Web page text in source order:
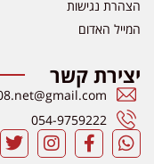
הצהרת נגישות
המייל האדום
יצירת קשר
054-9759222